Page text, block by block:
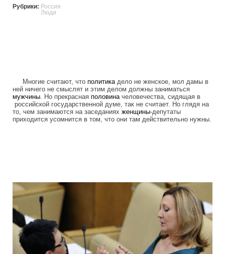
Рубрики: Россия
Люди
Многие считают, что политика дело не женское, мол дамы в
ней ничего не смыслят и этим делом должны заниматься
мужчины . Но прекрасная половина человечества, сидящая в
российской государственной думе, так не считает. Но глядя на
то, чем занимаются на заседаниях женщины-депутаты
приходится усомнится в том, что они там действительно нужны.